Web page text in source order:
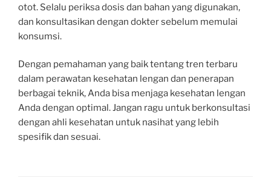
otot. Selalu periksa dosis dan bahan yang digunakan,
dan konsultasikan dengan dokter sebelum memulai
konsumsi.
Dengan pemahaman yang baik tentang tren terbaru
dalam perawatan kesehatan lengan dan penerapan
berbagai teknik, Anda bisa menjaga kesehatan lengan
Anda dengan optimal. Jangan ragu untuk berkonsultasi
dengan ahli kesehatan untuk nasihat yang lebih
spesifik dan sesuai.